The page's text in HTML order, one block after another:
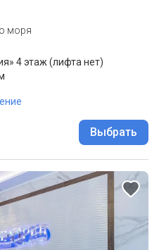
моря
4 этаж (лифта нет)
Выбрать